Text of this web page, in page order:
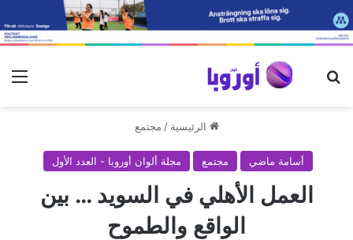
بحث عن
الرئيسية / مجتمع
أسامة ماضي مجتمع مجلة ألوان أوروبا - العدد الأول
العمل الأهلي في السويد … بين
الواقع والطموح